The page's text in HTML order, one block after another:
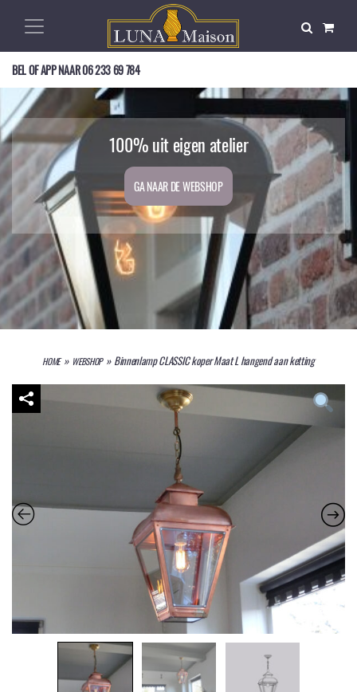
BEL OF APP NAAR06 233 69 784
Exclusief, nostalgisch, en duurzaam!
GA NAAR DE WEBSHOP
Op zoek naar een mooie buitenlamp?
GA NAAR DE WEBSHOP
100% uit eigen atelier
GA NAAR DE WEBSHOP
HOME» WEBSHOP» Binnenlamp CLASSIC koper Maat L hangend aan ketting